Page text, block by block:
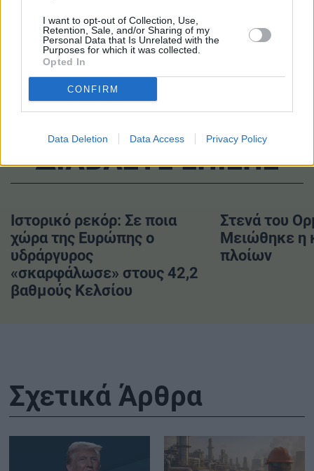
I want to opt-out of Collection, Use,
Retention, Sale, and/or Sharing of my
Personal Data that Is Unrelated with the
Purposes for which it was collected.
Opted In
CONFIRM
Data Deletion Data Access Privacy Policy
#Δήμος Αθηναίων
#Μπάζα
#Πολυκατοικία
ΔΙΑΒΑΣΤΕ ΕΠΙΣΗΣ
Ιστορικό ρεκόρ: Σε ποια
χώρα της Ευρώπης ο
υδράργυρος
«σκαρφάλωσε» στους 42,2
βαθμούς Κελσίου
Στενά του
Μειώθηκε η
πλοίων
Σχετικά Άρθρα